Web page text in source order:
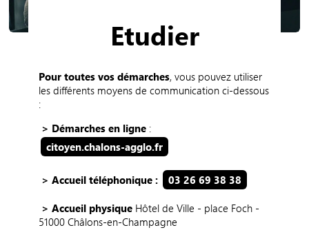
Etudier
Pour toutes vos démarches, vous pouvez utiliser
les différents moyens de communication ci-dessous
:
> Démarches en ligne :
citoyen.chalons-agglo.fr
> Accueil téléphonique : 03 26 69 38 38
> Accueil physique Hôtel de Ville - place Foch -
51000 Châlons-en-Champagne